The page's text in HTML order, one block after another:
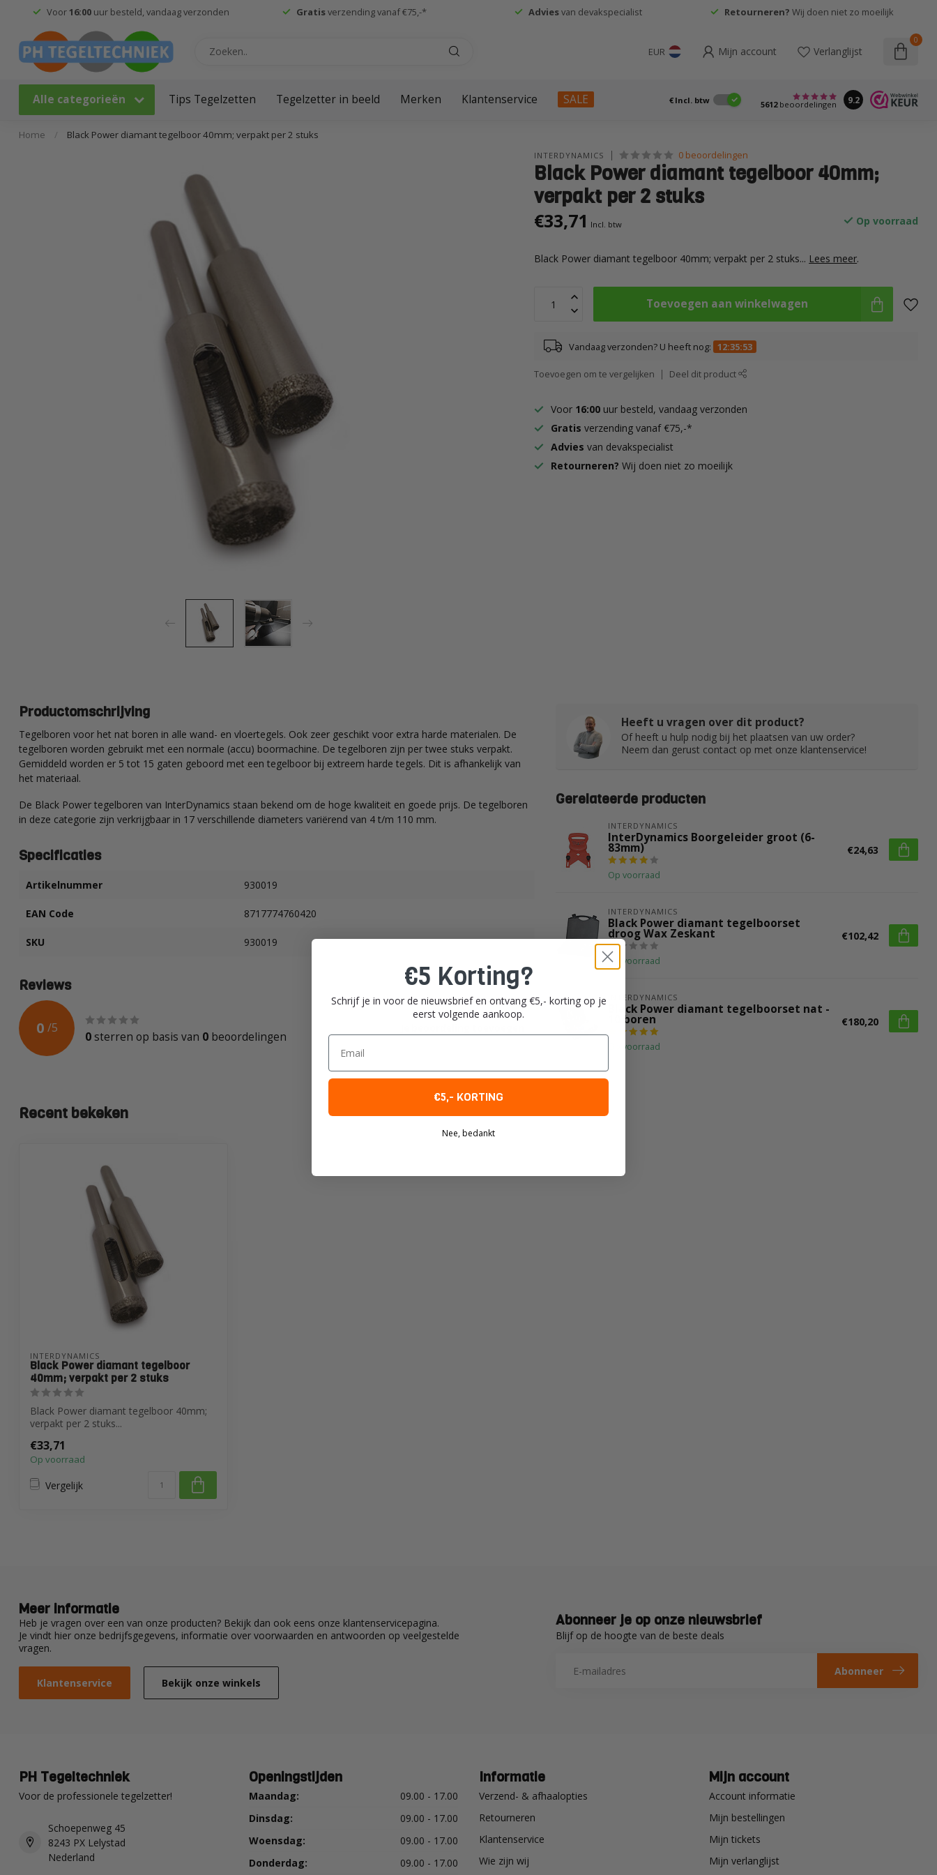
Voor16:00uur besteld, vandaag verzonden Gratisverzending vanaf €75,-* Adviesvan devakspecialist Retourneren? Wij doen niet zo moeilijk
EUR Mijn account Verlanglijst
0
Alle categorieën Tips Tegelzetten Tegelzetter in beeld Merken Klantenservice SALE € Incl. btw 5612beoordelingen 9.2
Home / Black Power diamant tegelboor 40mm; verpakt per 2 stuks
INTERDYNAMICS 0 beoordelingen
Black Power diamant tegelboor 40mm;
verpakt per 2 stuks
€33,71 Incl. btw Op voorraad
Black Power diamant tegelboor 40mm; verpakt per 2 stuks... Lees meer.
Toevoegen aan winkelwagen
Vandaag verzonden? U heeft nog: 12:35:53
Toevoegen om te vergelijken Deel dit product
Voor 16:00 uur besteld, vandaag verzonden
Gratis verzending vanaf €75,-*
Advies van devakspecialist
Retourneren?Wij doen niet zo moeilijk
Productomschrijving
Tegelboren voor het nat boren in alle wand- en vloertegels. Ook zeer geschikt voor extra harde materialen. De
tegelboren worden gebruikt met een normale (accu) boormachine. De tegelboren zijn per twee stuks verpakt.
Gemiddeld worden er 5 tot 15 gaten geboord met een tegelboor bij extreem harde tegels. Dit is afhankelijk van
het materiaal.
De Black Power tegelboren van InterDynamics staan bekend om de hoge kwaliteit en goede prijs. De tegelboren
in deze categorie zijn verkrijgbaar in 17 verschillende diameters variërend van 4 t/m 110 mm.
Specificaties
Artikelnummer 930019
EAN Code 8717774760420
SKU 930019
Reviews
0 /5
0 sterren op basis van 0 beoordelingen
Heeft u vragen over dit product?
Of heeft u hulp nodig bij het plaatsen van uw order?
Neem dan gerust contact op met onze klantenservice!
Gerelateerde producten
INTERDYNAMICS
InterDynamics Boorgeleider groot (6-
83mm)
Op voorraad
€24,63
INTERDYNAMICS
Black Power diamant tegelboorset
droog Wax Zeskant
Op voorraad
€102,42
INTERDYNAMICS
Black Power diamant tegelboorset nat -
10 boren
Op voorraad
€180,20
Recent bekeken
INTERDYNAMICS
Black Power diamant tegelboor
40mm; verpakt per 2 stuks
Black Power diamant tegelboor 40mm;
verpakt per 2 stuks...
€33,71
Op voorraad
Vergelijk
Meer informatie
Heb je vragen over een van onze producten? Bekijk dan ook eens onze klantenservicepagina.
Je vindt hier onze bedrijfsgegevens, informatie over voorwaarden en antwoorden op veelgestelde
vragen.
Klantenservice Bekijk onze winkels
Abonneer je op onze nieuwsbrief
Blijf op de hoogte van de beste deals
Abonneer
PH Tegeltechniek
Voor de professionele tegelzetter!
Schoepenweg 45
8243 PX Lelystad
Nederland
Openingstijden
Maandag:
09.00 - 17.00
Dinsdag:
09.00 - 17.00
Woensdag:
09.00 - 17.00
Donderdag:
09.00 - 17.00
Informatie
Verzend- & afhaalopties
Retourneren
Klantenservice
Wie zijn wij
Mijn account
Account informatie
Mijn bestellingen
Mijn tickets
Mijn verlanglijst
€5 Korting?
Schrijf je in voor de nieuwsbrief en ontvang €5,- korting op je
eerst volgende aankoop.
Email
€5,- KORTING
Nee, bedankt